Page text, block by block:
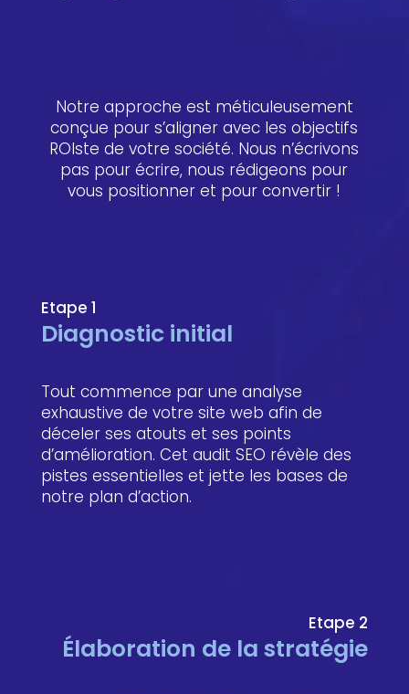
Notre approche est méticuleusement
conçue pour s’aligner avec les objectifs
ROIste de votre société. Nous n’écrivons
pas pour écrire, nous rédigeons pour
vous positionner et pour convertir !
Etape 1
Diagnostic initial
Tout commence par une analyse
exhaustive de votre site web afin de
déceler ses atouts et ses points
d’amélioration. Cet audit SEO révèle des
pistes essentielles et jette les bases de
notre plan d’action.
Etape 2
Élaboration de la stratégie